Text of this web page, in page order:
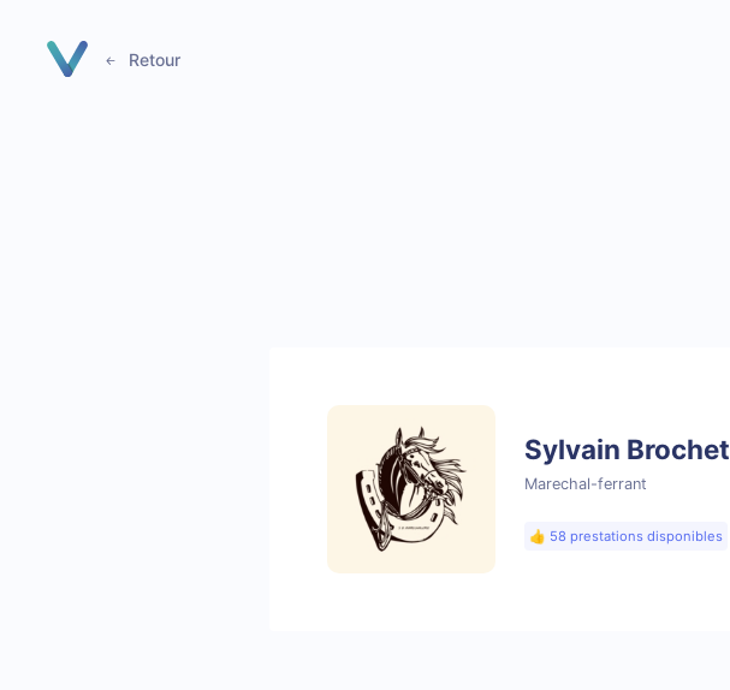
Retour
Sylvain Brochet
Marechal-ferrant
👍 58 prestations disponibles